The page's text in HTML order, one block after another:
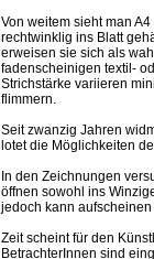
Von weitem sieht man
rechtwinklig ins Blatt
erweisen sie sich als
fadenscheinigen textil-
Strichstärke variieren
flimmern.
Seit zwanzig Jahren
lotet die Möglichkeiten
In den Zeichnungen
öffnen sowohl ins
jedoch kann
Zeit scheint für den
BetrachterInnen sind